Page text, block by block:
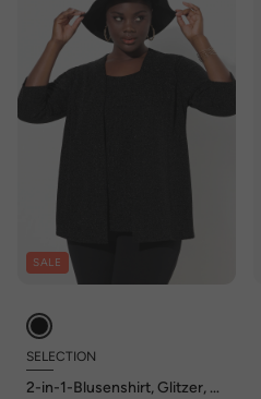
SALE
SELECTION
2-in-1-Blusenshirt, Glitzer, V-